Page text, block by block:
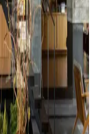
Seçimi: Renk ve
Sağlama
tonlarındaki odalarda
ve turuncu tonlarıyla
Fonksiyonellik: Renk
İncelemesi
renk uyumu,
unsurların yaşam
etkilediği inceleniyor.